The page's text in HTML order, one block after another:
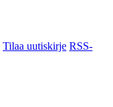
Tilaa uutiskirje RSS-